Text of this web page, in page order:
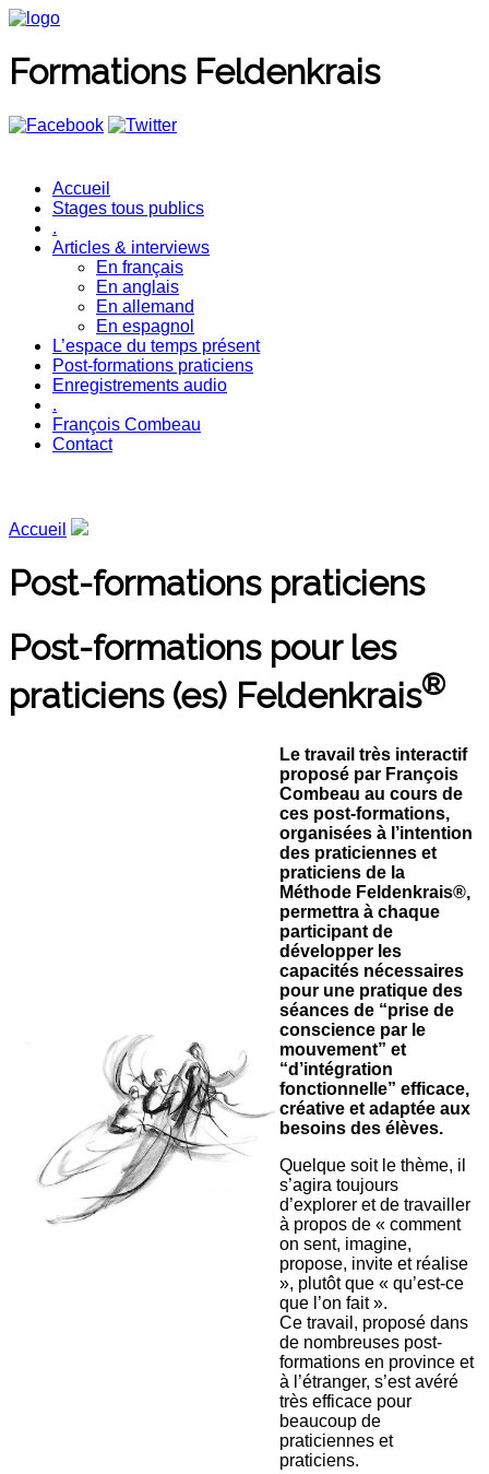
Formations Feldenkrais
Accueil
Stages tous publics
.
Articles & interviews
En français
En anglais
En allemand
En espagnol
L’espace du temps présent
Post-formations praticiens
Enregistrements audio
.
François Combeau
Contact
Accueil
Post-formations praticiens
Post-formations pour les
praticiens (es) Feldenkrais®
Le travail très interactif
proposé par François
Combeau au cours de
ces post-formations,
organisées à l’intention
des praticiennes et
praticiens de la
Méthode Feldenkrais®,
permettra à chaque
participant de
développer les
capacités nécessaires
pour une pratique des
séances de “prise de
conscience par le
mouvement” et
“d’intégration
fonctionnelle” efficace,
créative et adaptée aux
besoins des élèves.
Quelque soit le thème, il
s’agira toujours
d’explorer et de travailler
à propos de « comment
on sent, imagine,
propose, invite et réalise
», plutôt que « qu’est-ce
que l’on fait ».
Ce travail, proposé dans
de nombreuses post-
formations en province et
à l’étranger, s’est avéré
très efficace pour
beaucoup de
praticiennes et
praticiens.